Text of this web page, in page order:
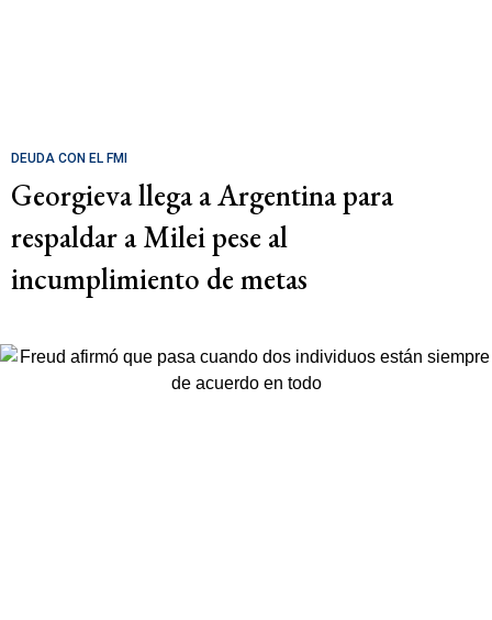
DEUDA CON EL FMI
Georgieva llega a Argentina para
respaldar a Milei pese al
incumplimiento de metas